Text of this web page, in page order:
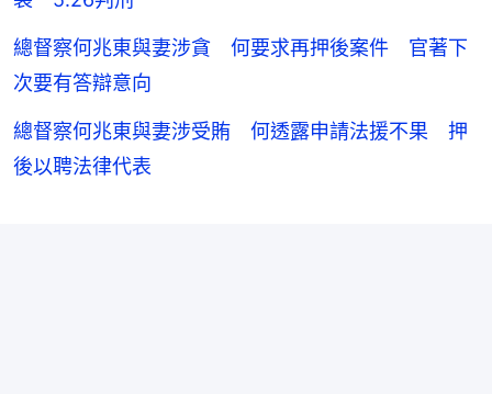
總督察何兆東與妻涉貪 何要求再押後案件 官著下
次要有答辯意向
總督察何兆東與妻涉受賄 何透露申請法援不果 押
後以聘法律代表